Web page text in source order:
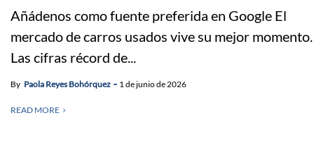
Añádenos como fuente preferida en Google El
mercado de carros usados vive su mejor momento.
Las cifras récord de...
By Paola Reyes Bohórquez 1 de junio de 2026
READ MORE